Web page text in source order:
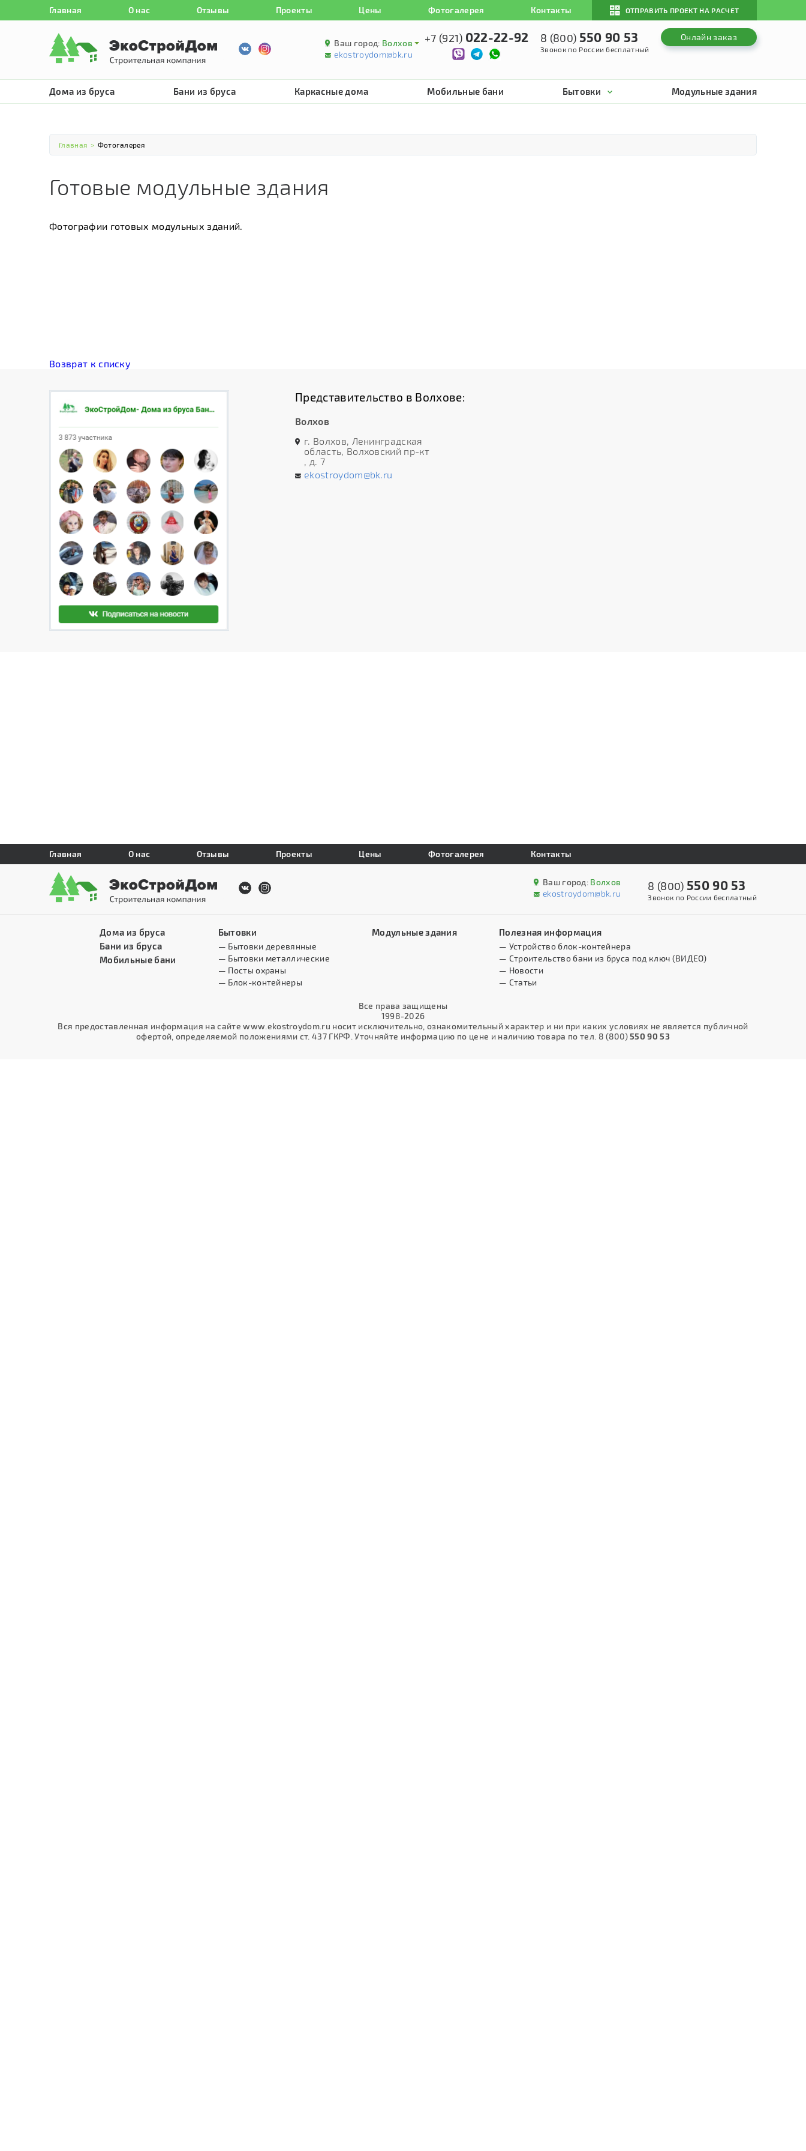
Главная О нас Отзывы Проекты Цены Фотогалерея Контакты ОТПРАВИТЬ ПРОЕКТ НА РАСЧЕТ
Ваш город: Волхов
ekostroydom@bk.ru
+7 (921) 022-22-92 8 (800) 550 90 53
Звонок по России бесплатный
Онлайн заказ
Дома из бруса Бани из бруса Каркасные дома Мобильные бани Бытовки Модульные здания
Главная > Фотогалерея
Готовые модульные здания
Фотографии готовых модульных зданий.
Возврат к списку
Представительство в Волхове:
Волхов
г. Волхов, Ленинградская
область, Волховский пр-кт
, д. 7
ekostroydom@bk.ru
Главная О нас Отзывы Проекты Цены Фотогалерея Контакты
Ваш город: Волхов
ekostroydom@bk.ru
8 (800) 550 90 53
Звонок по России бесплатный
Дома из бруса
Бани из бруса
Мобильные бани
Бытовки
— Бытовки деревянные
— Бытовки металлические
— Посты охраны
— Блок-контейнеры
Модульные здания Полезная информация
— Устройство блок-контейнера
— Строительство бани из бруса под ключ (ВИДЕО)
— Новости
— Статьи
Все права защищены
1998-2026
Вся предоставленная информация на сайте www.ekostroydom.ru носит исключительно, ознакомительный характер и ни при каких условиях не является публичной
офертой, определяемой положениями ст. 437 ГКРФ. Уточняйте информацию по цене и наличию товара по тел. 8 (800)550 90 53